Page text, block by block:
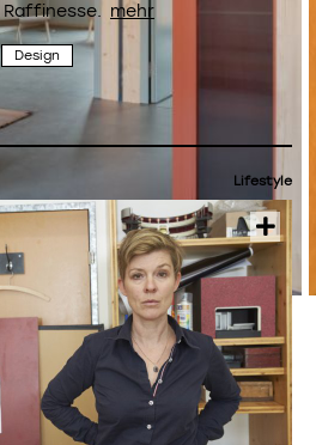
Design
Lifestyle